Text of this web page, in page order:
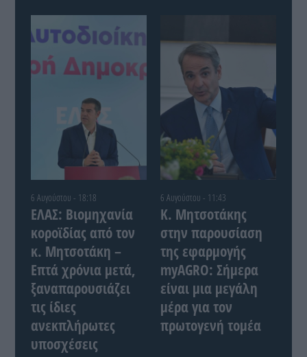
6 Αυγούστου - 18:18
ΕΛΑΣ: Βιομηχανία
κοροϊδίας από τον
κ. Μητσοτάκη –
Επτά χρόνια μετά,
ξαναπαρουσιάζει
τις ίδιες
ανεκπλήρωτες
υποσχέσεις
6 Αυγούστου - 11:43
Κ. Μητσοτάκης
στην παρουσίαση
της εφαρμογής
myAGRO: Σήμερα
είναι μια μεγάλη
μέρα για τον
πρωτογενή τομέα